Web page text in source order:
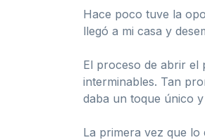
Hace poco tuve la
llegó a mi casa y
El proceso de abrir el
interminables. Tan
daba un toque único
La primera vez que lo